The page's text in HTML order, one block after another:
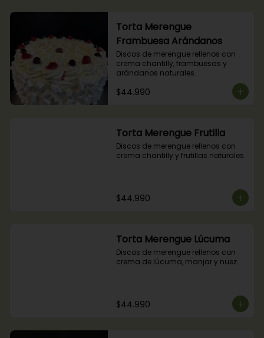
Torta Merengue
Frambuesa Arándanos
Discos de merengue rellenos con
crema chantilly, frambuesas y
arándanos naturales.
$44.990
Torta Merengue Frutilla
Discos de merengue rellenos con
crema chantilly y frutillas naturales.
$44.990
Torta Merengue Lúcuma
Discos de merengue rellenos con
crema de lúcuma, manjar y nuez.
$44.990